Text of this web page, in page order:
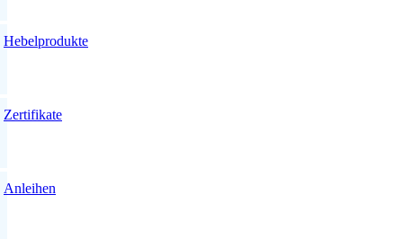
Hebelprodukte
Zertifikate
Anleihen